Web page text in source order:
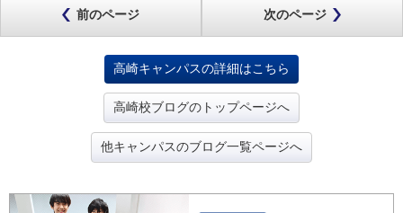
前のページ 次のページ
高崎キャンパスの詳細はこちら
高崎校ブログのトップページへ
他キャンパスのブログ一覧ページへ